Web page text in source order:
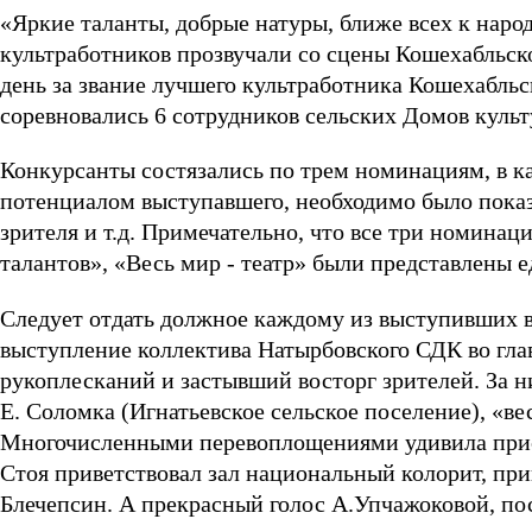
«Яркие таланты, добрые натуры, ближе всех к
культработников прозвучали со сцены
день за звание лучшего культработника
соревновались 6 сотрудников сельских Домов
Конкурсанты состязались по трем номинациям, в
потенциалом выступавшего, необходимо было
зрителя и т.д. Примечательно, что все три
талантов», «Весь мир - театр» были представлены
Следует отдать должное каждому из выступивших
выступление коллектива Натырбовского СДК во
рукоплесканий и застывший восторг зрителей.
Е. Соломка (Игнатьевское сельское поселение),
Многочисленными перевоплощениями удивила
Стоя приветствовал зал национальный колорит,
Блечепсин. А прекрасный голос А.Упчажоковой,